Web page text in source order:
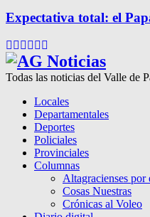
Expectativa total: el
Facebook
Twitter
Instagram
Pinterest
Google
Todas las noticias del Valle de
Locales
Departamentales
Deportes
Policiales
Provinciales
Columnas
Altagracienses
Cosas Nuestras
Crónicas al Voleo